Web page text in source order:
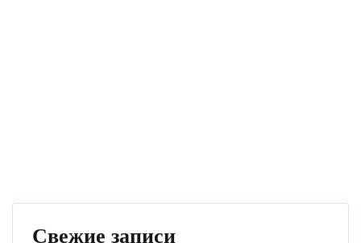
Свежие записи